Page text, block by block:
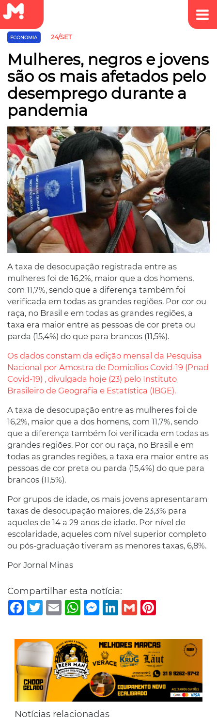
ECONOMIA 24/SET
Mulheres, negros e jovens
são os mais afetados pelo
desemprego durante a
pandemia
A taxa de desocupação registrada entre as
mulheres foi de 16,2%, maior que a dos homens,
com 11,7%, sendo que a diferença também foi
verificada em todas as grandes regiões. Por cor ou
raça, no Brasil e em todas as grandes regiões, a
taxa era maior entre as pessoas de cor preta ou
parda (15,4%) do que para brancos (11,5%).
Os dados constam da edição mensal da Pesquisa
Nacional por Amostra de Domicílios Covid-19 (Pnad
Covid-19) , divulgada hoje (23) pelo Instituto
Brasileiro de Geografia e Estatística (IBGE).
A taxa de desocupação entre as mulheres foi de
16,2%, maior que a dos homens, com 11,7%, sendo
que a diferença também foi verificada em todas as
grandes regiões. Por cor ou raça, no Brasil e em
todas as grandes regiões, a taxa era maior entre as
pessoas de cor preta ou parda (15,4%) do que para
brancos (11,5%).
Por grupos de idade, os mais jovens apresentaram
taxas de desocupação maiores, de 23,3% para
aqueles de 14 a 29 anos de idade. Por nível de
escolaridade, aqueles com nível superior completo
ou pós-graduação tiveram as menores taxas, 6,8%.
Por Jornal Minas
Compartilhar esta notícia:
Facebook
TwitterEmail WhatsAppMessenger
LinkedIn
Gmail
Notícias relacionadas